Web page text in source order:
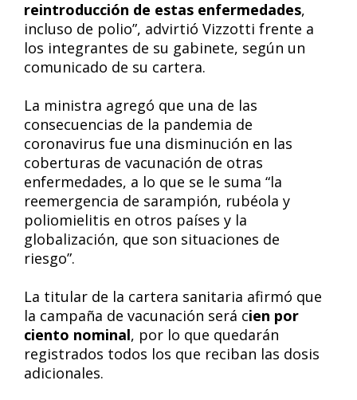
reintroducción de estas enfermedades,
incluso de polio”, advirtió Vizzotti frente a
los integrantes de su gabinete, según un
comunicado de su cartera.
La ministra agregó que una de las
consecuencias de la pandemia de
coronavirus fue una disminución en las
coberturas de vacunación de otras
enfermedades, a lo que se le suma “la
reemergencia de sarampión, rubéola y
poliomielitis en otros países y la
globalización, que son situaciones de
riesgo”.
La titular de la cartera sanitaria afirmó que
la campaña de vacunación será cien por
ciento nominal, por lo que quedarán
registrados todos los que reciban las dosis
adicionales.